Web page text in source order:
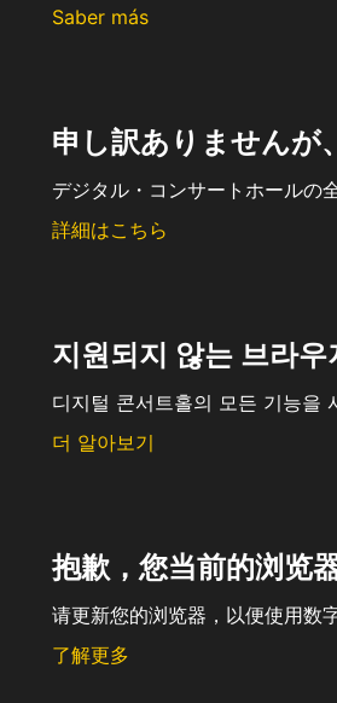
Saber más
申し訳ありませんが
デジタル・コンサートホールの
詳細はこちら
지원되지 않는 브라
디지털 콘서트홀의 모든 기능을
더 알아보기
抱歉，您当前的浏览
请更新您的浏览器，以便使用数
了解更多